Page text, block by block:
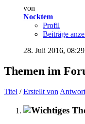
von
Nocktem
Profil
Beiträge
28. Juli 2016, 08:29
Themen im
Titel /Erstellt von